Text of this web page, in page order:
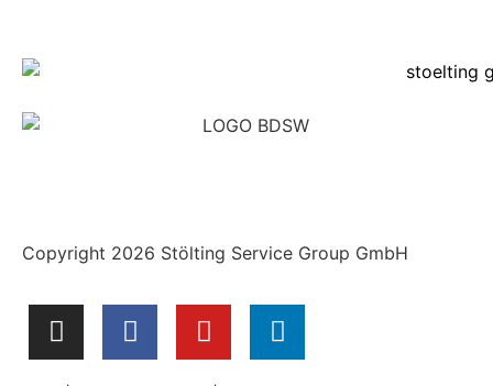
Copyright 2026 Stölting Service Group GmbH